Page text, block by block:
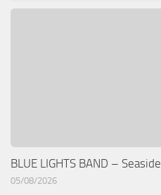
BLUE LIGHTS BAND – Seaside
05/08/2026